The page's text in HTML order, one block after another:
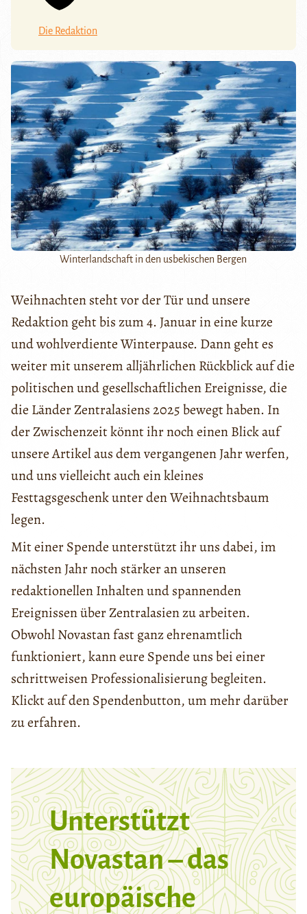
Die Redaktion
Winterlandschaft in den usbekischen Bergen
Weihnachten steht vor der Tür und unsere
Redaktion geht bis zum 4. Januar in eine kurze
und wohlverdiente Winterpause. Dann geht es
weiter mit unserem alljährlichen Rückblick auf die
politischen und gesellschaftlichen Ereignisse, die
die Länder Zentralasiens 2025 bewegt haben. In
der Zwischenzeit könnt ihr noch einen Blick auf
unsere Artikel aus dem vergangenen Jahr werfen,
und uns vielleicht auch ein kleines
Festtagsgeschenk unter den Weihnachtsbaum
legen.
Mit einer Spende unterstützt ihr uns dabei, im
nächsten Jahr noch stärker an unseren
redaktionellen Inhalten und spannenden
Ereignissen über Zentralasien zu arbeiten.
Obwohl Novastan fast ganz ehrenamtlich
funktioniert, kann eure Spende uns bei einer
schrittweisen Professionalisierung begleiten.
Klickt auf den Spendenbutton, um mehr darüber
zu erfahren.
Unterstützt
Novastan – das
europäische